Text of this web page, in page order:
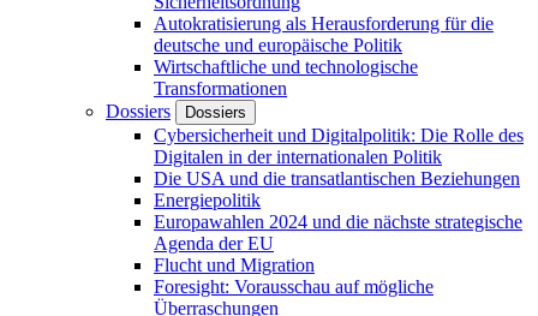
Autokratisierung als Herausforderung für die
deutsche und europäische Politik
Wirtschaftliche und technologische
Transformationen
Dossiers
Dossiers
Cybersicherheit und Digitalpolitik: Die Rolle des
Digitalen in der internationalen Politik
Die USA und die transatlantischen Beziehungen
Energiepolitik
Europawahlen 2024 und die nächste strategische
Agenda der EU
Flucht und Migration
Foresight: Vorausschau auf mögliche
Überraschungen